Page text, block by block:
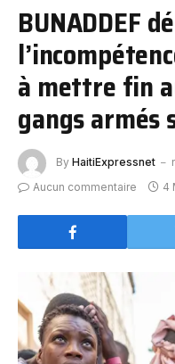
BUNADDEF
à mettre fin
gangs armés
By HaitiExpressnet
Aucun commentaire
4